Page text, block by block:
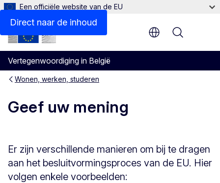
Direct naar de inhoud
Een officiële website van de EU
Vertegenwoordiging in België
Menu
Wonen, werken, studeren
Geef uw mening
Er zijn verschillende manieren om bij te dragen
aan het besluitvormingsproces van de EU. Hier
volgen enkele voorbeelden: